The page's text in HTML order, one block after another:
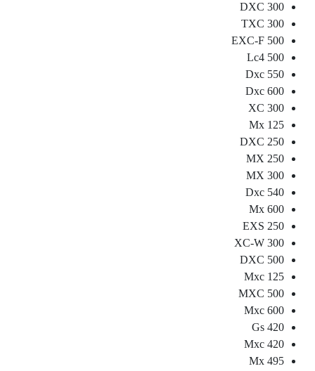
300 DXC
300 TXC
500 EXC-F
500 Lc4
550 Dxc
600 Dxc
300 XC
125 Mx
250 DXC
250 MX
300 MX
540 Dxc
600 Mx
250 EXS
300 XC-W
500 DXC
125 Mxc
500 MXC
600 Mxc
420 Gs
420 Mxc
495 Mx